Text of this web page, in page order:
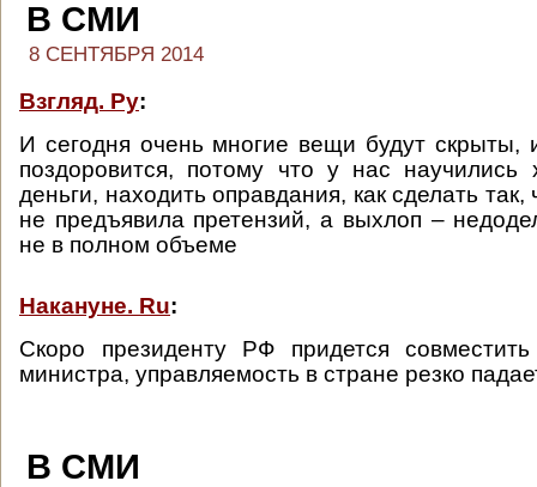
В СМИ
8 СЕНТЯБРЯ 2014
Взгляд. Ру:
И сегодня очень многие вещи будут скрыты,
поздоровится, потому что у нас научились
деньги, находить оправдания, как сделать
не предъявила претензий, а выхлоп –
не в полном объеме
Накануне. Ru:
Скоро президенту РФ придется
министра, управляемость в стране резко
В СМИ